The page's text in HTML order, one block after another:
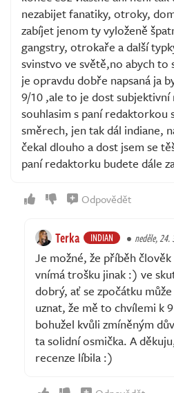
nezabijet fanatiky, otroky,
zabíjet jenom ty vyloženě
gangstry, otrokaře a další
svinstvo ve světě,no abych to
je opravdu dobře napsaná ja
9/10 ,ale to je dost
souhlasim s paní redaktorkou
směrech, jen tak dál indiane,
čekal dlouho a dost jsem se
paní redaktorku budete dále
Odpovědět
Terka INDIAN neděle, 24.
Je možné, že příběh
vnímá trošku jinak :) ve
dobrý, ať se zpočátku
uznat, že mě to chvílemi k
bohužel kvůli zmíněným
ta solidní osmička. A
recenze líbila :)